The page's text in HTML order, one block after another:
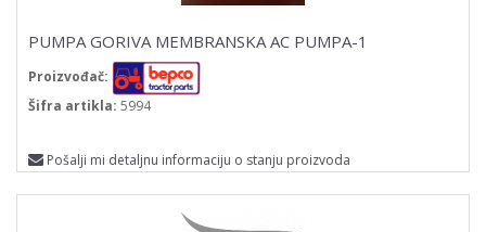
PUMPA GORIVA MEMBRANSKA AC PUMPA-1
Proizvođač:
Šifra artikla: 5994
Pošalji mi detaljnu informaciju o stanju proizvoda